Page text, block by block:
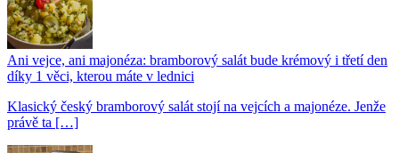
Ani vejce, ani majonéza: bramborový salát bude krémový i třetí den
díky 1 věci, kterou máte v lednici
Klasický český bramborový salát stojí na vejcích a majonéze. Jenže
právě ta […]